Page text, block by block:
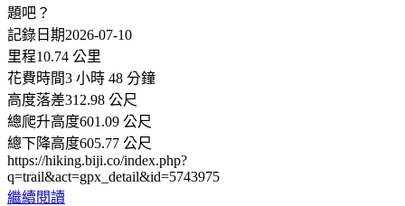
題吧？
記錄日期2026-07-10
里程10.74 公里
花費時間3 小時 48 分鐘
高度落差312.98 公尺
總爬升高度601.09 公尺
總下降高度605.77 公尺
https://hiking.biji.co/index.php?
q=trail&act=gpx_detail&id=5743975
繼續閱讀